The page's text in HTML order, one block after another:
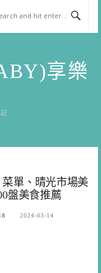
享樂
單、晴光市場美
盤美食推薦
2024-03-14